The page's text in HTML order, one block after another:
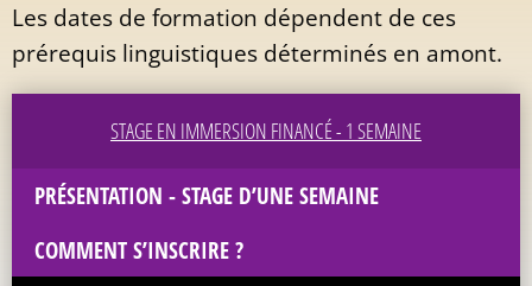
Les dates de formation dépendent de ces
prérequis linguistiques déterminés en amont.
STAGE EN IMMERSION FINANCÉ - 1 SEMAINE
PRÉSENTATION - STAGE D’UNE SEMAINE
COMMENT S’INSCRIRE ?